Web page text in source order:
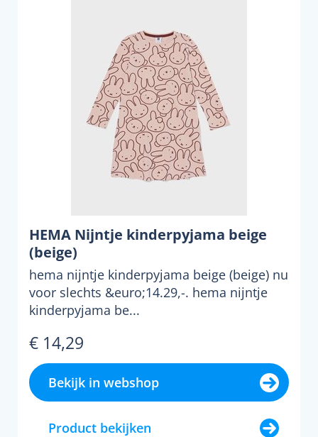
HEMA Nijntje kinderpyjama beige
(beige)
hema nijntje kinderpyjama beige (beige) nu
voor slechts &euro;14.29,-. hema nijntje
kinderpyjama be...
€ 14,29
Bekijk in webshop
Product bekijken